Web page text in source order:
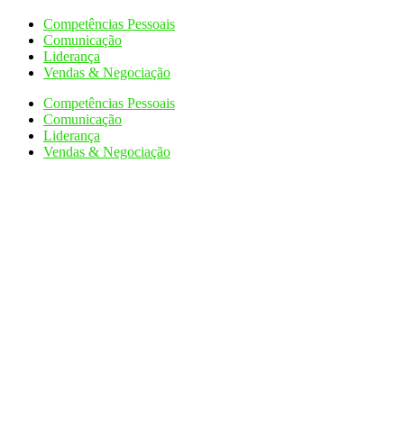
Competências Pessoais
Comunicação
Liderança
Vendas & Negociação
Competências Pessoais
Comunicação
Liderança
Vendas & Negociação